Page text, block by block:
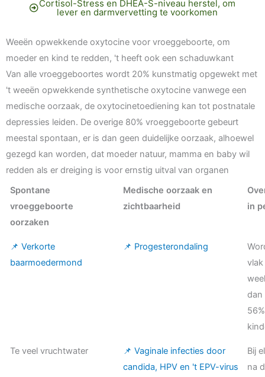
Cortisol-Stress en DHEA-S-niveau herstel, om
lever en darmvervetting te voorkomen
Weeën opwekkende oxytocine voor vroeggeboorte, om
moeder en kind te redden, 't heeft ook een schaduwkant
Van alle vroeggeboortes wordt 20% kunstmatig opgewekt met
't weeën opwekkende synthetische oxytocine vanwege een
medische oorzaak, de oxytocinetoediening kan tot postnatale
depressies leiden. De overige 80% vroeggeboorte gebeurt
meestal spontaan, er is dan geen duidelijke oorzaak, alhoewel
gezegd kan worden, dat moeder natuur, mamma en baby wil
redden als er dreiging is voor ernstig uitval van organen
Spontane
vroeggeboorte
oorzaken
Medische oorzaak en
zichtbaarheid
in
📌 Verkorte
baarmoedermond
📌 Progesterondaling
dan
Te veel vruchtwater
📌 Vaginale infecties door
candida, HPV en 't EPV-virus
Bij
na